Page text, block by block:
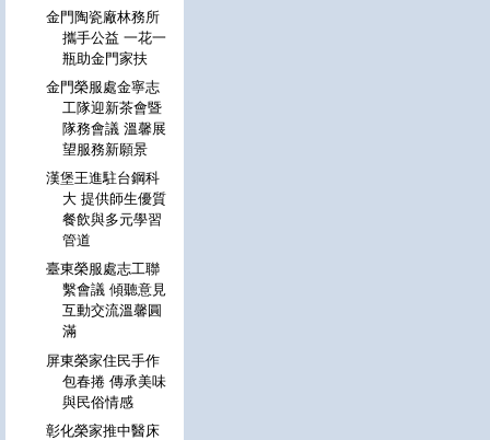
金門陶瓷廠林務所
攜手公益 一花一
瓶助金門家扶
金門榮服處金寧志
工隊迎新茶會暨
隊務會議 溫馨展
望服務新願景
漢堡王進駐台鋼科
大 提供師生優質
餐飲與多元學習
管道
臺東榮服處志工聯
繫會議 傾聽意見
互動交流溫馨圓
滿
屏東榮家住民手作
包春捲 傳承美味
與民俗情感
彰化榮家推中醫床